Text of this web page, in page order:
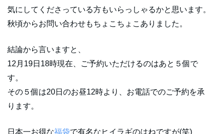
気にしてくださっている方もいらっしゃるかと思います。
秋頃からお問い合わせもちょこちょこありました。
結論から言いますと、
12月19日18時現在、ご予約いただけるのはあと５個で
す。
その５個は20日のお昼12時より、お電話でのご予約を承
ります。
日本一お得な福袋で有名なヒイラギのはねですが(笑)